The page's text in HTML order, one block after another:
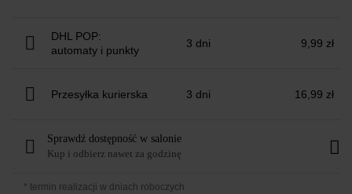
DHL POP:
automaty i punkty
3 dni 9,99 zł
Przesyłka kurierska 3 dni 16,99 zł
Sprawdź dostępność w salonie
Kup i odbierz nawet za godzinę
* termin realizacji w dniach roboczych